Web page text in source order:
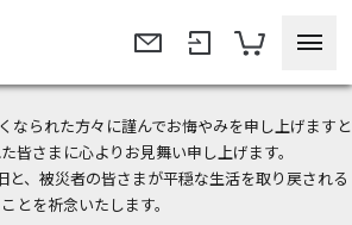
なられた方々に謹んでお悔やみを申し上げますと
皆さまに心よりお見舞い申し上げます。
と、被災者の皆さまが平穏な生活を取り戻される
ことを祈念いたします。
円OFFクーポンプレゼント！
らせ＞